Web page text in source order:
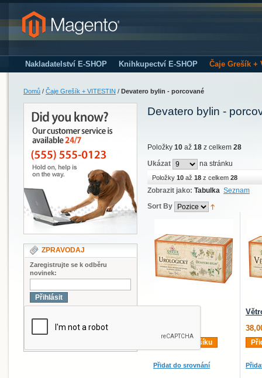
Nakladatelství E-SHOP Knihkupectví E-SHOP Čaje Grešík +
Domů / Čaje Grešík + VITESTIN / Devatero bylin - porcované
ZPRAVODAJ
Zaregistrujte se k odběru
novinek:
Přihlásit
Devatero bylin -
Položky 10 až 18 z celkem 28
Ukázat
na stránku
Položky 10 až 18 z celkem 28
Zobrazit jako: Tabulka Seznam
Sort By
Přidat do košíku
Přidat do srovnání